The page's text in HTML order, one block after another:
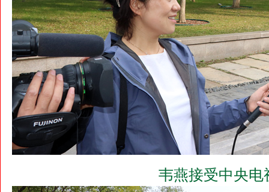
韦燕接受中央电